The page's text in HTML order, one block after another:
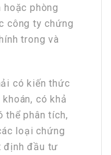
hoặc phòng
công ty chứng
trong và
có kiến thức
có khả
thể phân tích,
loại chứng
định đầu tư